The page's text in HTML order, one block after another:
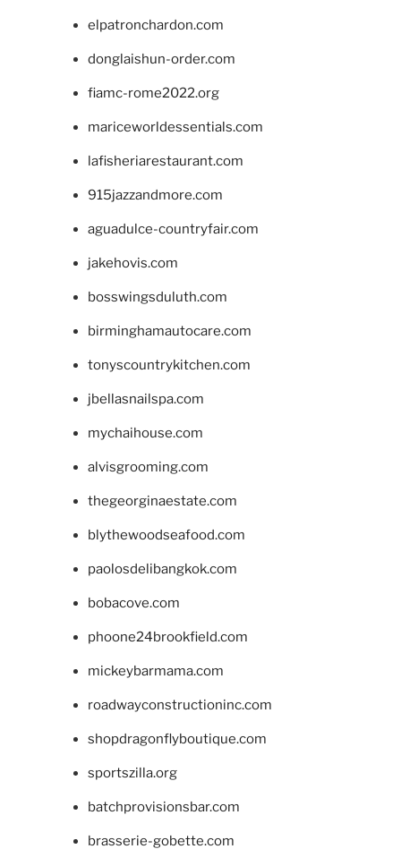
elpatronchardon.com
donglaishun-order.com
fiamc-rome2022.org
mariceworldessentials.com
lafisheriarestaurant.com
915jazzandmore.com
aguadulce-countryfair.com
jakehovis.com
bosswingsduluth.com
birminghamautocare.com
tonyscountrykitchen.com
jbellasnailspa.com
mychaihouse.com
alvisgrooming.com
thegeorginaestate.com
blythewoodseafood.com
paolosdelibangkok.com
bobacove.com
phoone24brookfield.com
mickeybarmama.com
roadwayconstructioninc.com
shopdragonflyboutique.com
sportszilla.org
batchprovisionsbar.com
brasserie-gobette.com